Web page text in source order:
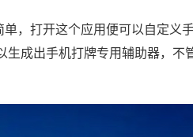
，打开这个应用便可以自定义
生成出手机打牌专用辅助器，不